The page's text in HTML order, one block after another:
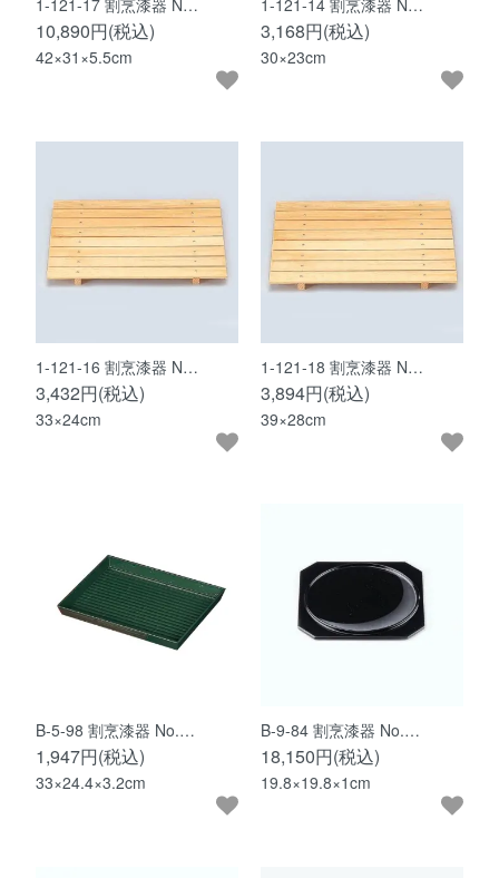
10,890円(税込)
42×31×5.5cm
3,168円(税込)
30×23cm
1-121-16 割烹漆器 N…
3,432円(税込)
33×24cm
1-121-18 割烹漆器 N…
3,894円(税込)
39×28cm
B-5-98 割烹漆器 No.…
1,947円(税込)
33×24.4×3.2cm
B-9-84 割烹漆器 No.…
18,150円(税込)
19.8×19.8×1cm